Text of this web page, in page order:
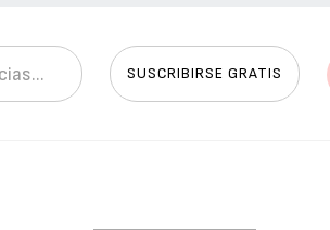
SUSCRIBIRSE GRATIS